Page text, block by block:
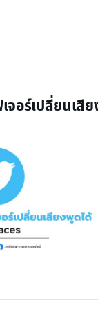
อร์เปลี่ยนเสีย